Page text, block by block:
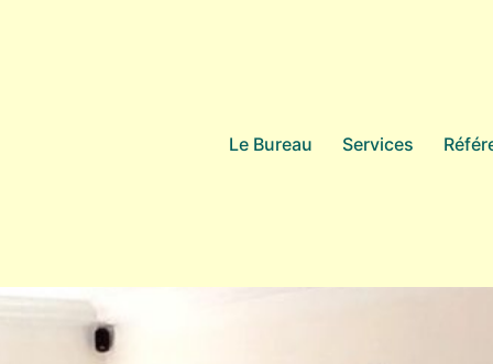
Le Bureau Services